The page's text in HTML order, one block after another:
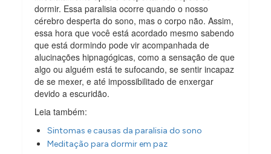
dormir. Essa paralisia ocorre quando o nosso
cérebro desperta do sono, mas o corpo não. Assim,
essa hora que você está acordado mesmo sabendo
que está dormindo pode vir acompanhada de
alucinações hipnagógicas, como a sensação de que
algo ou alguém está te sufocando, se sentir incapaz
de se mexer, e até impossibilitado de enxergar
devido a escuridão.
Leia também:
Sintomas e causas da paralisia do sono
Meditação para dormir em paz